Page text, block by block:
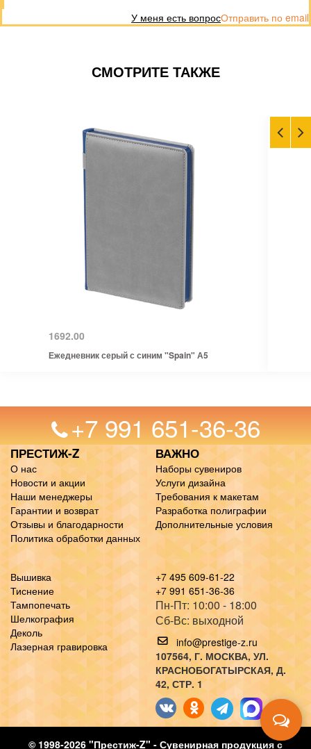
Отправить по email
У меня есть вопрос
СМОТРИТЕ ТАКЖЕ
1692.00
Ежедневник серый с синим "Spain" А5
+7 991 651-36-36
ПРЕСТИЖ-Z
О нас
Новости и акции
Наши менеджеры
Гарантии и возврат
Отзывы и благодарности
Политика обработки данных
ВАЖНО
Наборы сувениров
Услуги дизайна
Требования к макетам
Разработка полиграфии
Дополнительные условия
Вышивка
Тиснение
Тампопечать
Шелкография
Деколь
Лазерная гравировка
+7 495 609-61-22
+7 991 651-36-36
Пн-Пт: 10:00 - 18:00
Сб-Вс: выходной
info@prestige-z.ru
107564, Г. МОСКВА, УЛ.
КРАСНОБОГАТЫРСКАЯ, Д.
42, СТР. 1
© 1998-2026 "Престиж-Z" - Сувенирная продукция с